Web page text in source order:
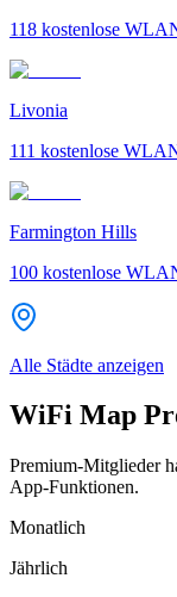
118 kostenlose
Livonia
111 kostenlose
Farmington Hills
100 kostenlose
Alle Städte anzeigen
WiFi Map
Premium-Mitglieder
App-Funktionen.
Monatlich
Jährlich